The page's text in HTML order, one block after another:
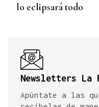
lo eclipsará todo
Newsletters La
Apúntate a las